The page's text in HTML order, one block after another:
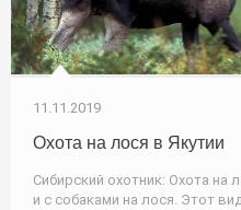
11.11.2019
Охота на лося в Якутии
Сибирский охотник: Охота на
и с собаками на лося. Этот